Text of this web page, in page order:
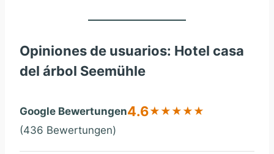
Opiniones de usuarios: Hotel casa
del árbol Seemühle
Google Bewertungen4.6★ ★ ★ ★ ★
(436 Bewertungen)